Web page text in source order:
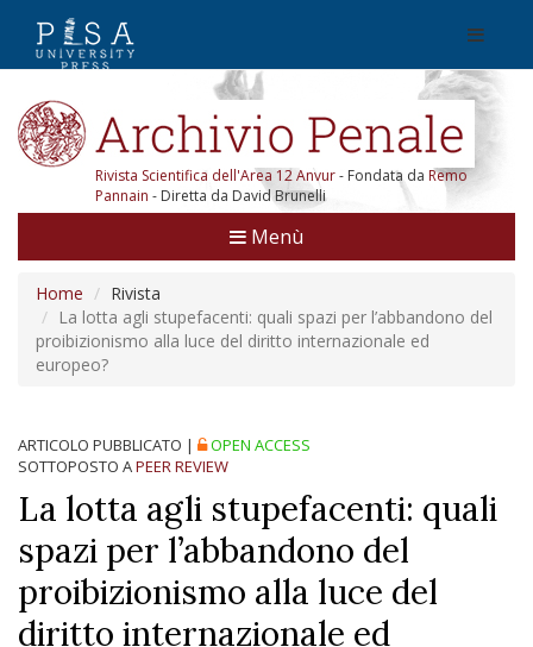
Rivista Scientifica dell'Area 12 Anvur- Fondata da Remo
Pannain - Diretta da David Brunelli
Menù
Home
Rivista
La lotta agli stupefacenti: quali spazi per l’abbandono del
proibizionismo alla luce del diritto internazionale ed
europeo?
ARTICOLO PUBBLICATO |
OPEN ACCESS
SOTTOPOSTO APEER REVIEW
La lotta agli stupefacenti: quali
spazi per l’abbandono del
proibizionismo alla luce del
diritto internazionale ed